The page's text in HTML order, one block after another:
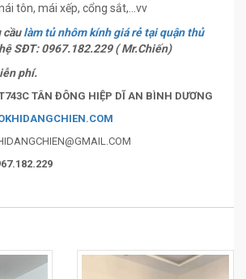
tôn, mái xếp, cổng sắt,…vv
cầulàm tủ nhôm kính giá rẻ tại quận thủ
SĐT: 0967.182.229 ( Mr.Chiến)
phí.
TÂN ĐÔNG HIỆP DĨ AN BÌNH DƯƠNG